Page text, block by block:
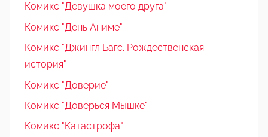
Комикс "Девушка моего друга"
Комикс "День Аниме"
Комикс "Джингл Багс. Рождественская
история"
Комикс "Доверие"
Комикс "Доверься Мышке"
Комикс "Катастрофа"